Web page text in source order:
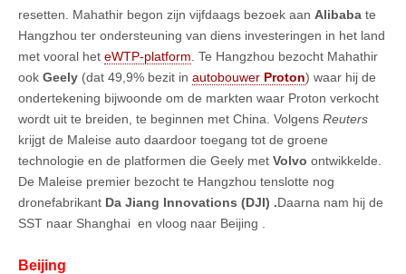
resetten. Mahathir begon zijn vijfdaags bezoek aan Alibaba te
Hangzhou ter ondersteuning van diens investeringen in het land
met vooral het eWTP-platform . Te Hangzhou bezocht Mahathir
ook Geely (dat 49,9% bezit in autobouwer Proton) waar hij de
ondertekening bijwoonde om de markten waar Proton verkocht
wordt uit te breiden, te beginnen met China. Volgens Reuters
krijgt de Maleise auto daardoor toegang tot de groene
technologie en de platformen die Geely met Volvo ontwikkelde.
De Maleise premier bezocht te Hangzhou tenslotte nog
dronefabrikant Da Jiang Innovations (DJI) .Daarna nam hij de
SST naar Shanghai en vloog naar Beijing .
Beijing